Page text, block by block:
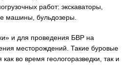
работ: экскаваторы,
машины, бульдозеры.
и для проведения БВР на
месторождений. Такие буровые
во время геологоразведки, так и